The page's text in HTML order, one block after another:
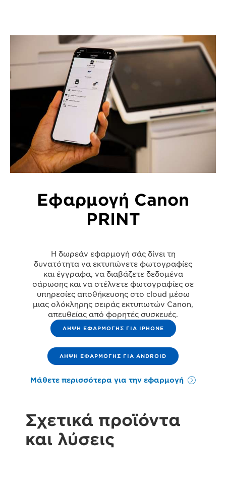
Εφαρμογή Canon
PRINT
Η δωρεάν εφαρμογή σάς δίνει τη
δυνατότητα να εκτυπώνετε φωτογραφίες
και έγγραφα, να διαβάζετε δεδομένα
σάρωσης και να στέλνετε φωτογραφίες σε
υπηρεσίες αποθήκευσης στο cloud μέσω
μιας ολόκληρης σειράς εκτυπωτών Canon,
απευθείας από φορητές συσκευές.
ΛΗΨΗ ΕΦΑΡΜΟΓΗΣ ΓΙΑ IPHONE
ΛΗΨΗ ΕΦΑΡΜΟΓΗΣ ΓΙΑ ANDROID
Μάθετε περισσότερα για την εφαρμογή
Σχετικά προϊόντα
και λύσεις